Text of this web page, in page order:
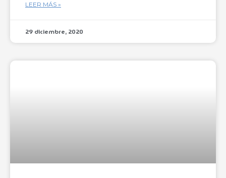
LEER MÁS »
29 diciembre, 2020